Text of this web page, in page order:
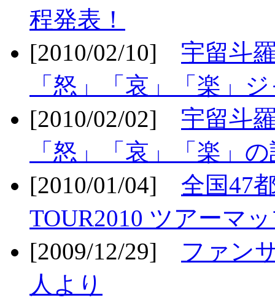
程発表！
[2010/02/10] 宇留斗
「怒」「哀」「楽」
[2010/02/02] 宇留斗
「怒」「哀」「楽」
[2010/01/04] 全国47
TOUR2010 ツアーマ
[2009/12/29] ファン
人より